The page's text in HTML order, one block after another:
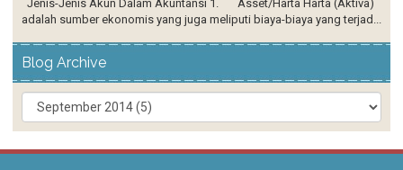
Jenis-Jenis Akun Dalam Akuntansi 1. Asset/Harta Harta (Aktiva)
adalah sumber ekonomis yang juga meliputi biaya-biaya yang terjad...
Blog Archive